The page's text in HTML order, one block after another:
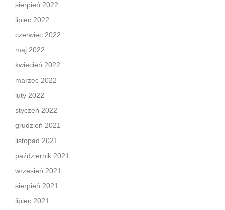
sierpień 2022
lipiec 2022
czerwiec 2022
maj 2022
kwiecień 2022
marzec 2022
luty 2022
styczeń 2022
grudzień 2021
listopad 2021
październik 2021
wrzesień 2021
sierpień 2021
lipiec 2021